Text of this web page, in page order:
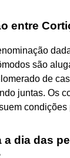
entre
são
de
juntas. Os
a dia das